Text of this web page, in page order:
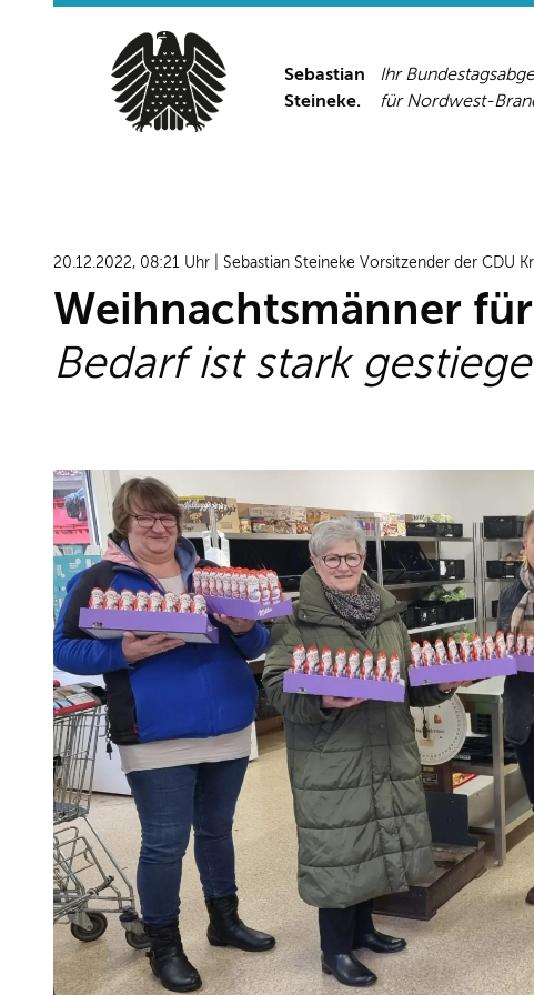
Sebastian
Steineke.
Ihr
für Nordwest-
20.12.2022, 08:21 Uhr | Sebastian Steineke Vorsitzender der CDU
Weihnachtsmänner
Bedarf ist stark